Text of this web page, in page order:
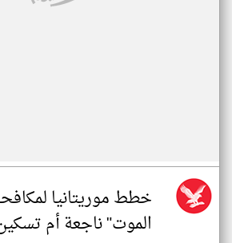
خطط موريتانيا
الموت" ناجعة أم